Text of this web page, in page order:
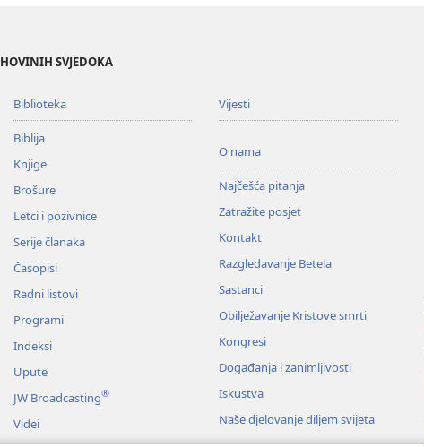
SVJEDOKA
Biblioteka
Biblija
Knjige
Brošure
Letci i pozivnice
Serije članaka
Časopisi
Radni listovi
Programi
Indeksi
Upute
JW Broadcasting®
Videi
Vijesti
O nama
Najčešća pitanja
Zatražite posjet
Kontakt
Razgledavanje Betela
Sastanci
Obilježavanje Kristove smrti
Kongresi
Događanja i zanimljivosti
Iskustva
Naše djelovanje diljem svijeta